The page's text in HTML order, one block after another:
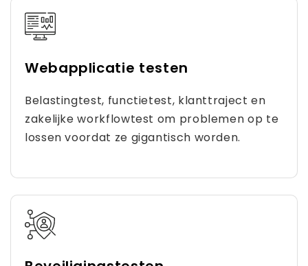
Webapplicatie testen
Belastingtest, functietest, klanttraject en
zakelijke workflowtest om problemen op te
lossen voordat ze gigantisch worden.